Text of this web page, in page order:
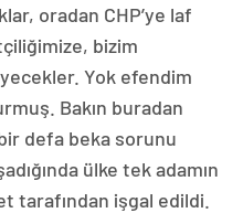
oradan CHP’ye laf
bizim
Yok efendim
Bakın buradan
defa beka sorunu
ülke tek adamın
tarafından işgal edildi.